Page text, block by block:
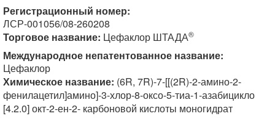
Регистрационный номер:
ЛСР-001056/08-260208
Торговое название: Цефаклор ШТАДА®
Международное непатентованное название:
Цефаклор
Химическое название: (6R, 7R)-7-[[(2R)-2-амино-2-
фенилацетил]амино]-3-хлор-8-оксо-5-тиа-1-азабицикло
[4.2.0] окт-2-ен-2- карбоновой кислоты моногидрат